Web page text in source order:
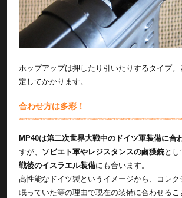
ホップアップは押したり引いたりするタイプ
定してかかります。
合わせ方は多彩！
MP40は第二次世界大戦中のドイツ軍装備に合
すが、 ソビエト軍やレジスタンスの鹵獲銃とし
戦後のイスラエル装備にも合います。
高性能なドイツ製というイメージから、コレク
眠っていた等の理由で現在の装備に合わせる